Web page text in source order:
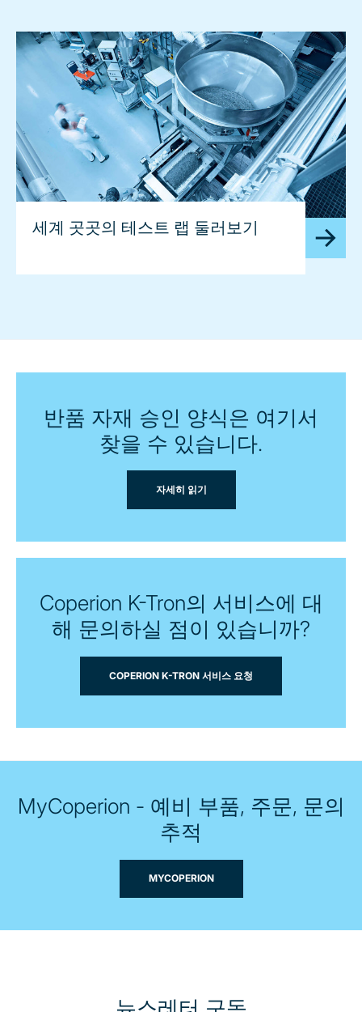
세계 곳곳의 테스트 랩 둘러보기
반품 자재 승인 양식은 여기서
찾을 수 있습니다.
자세히 읽기
Coperion K-Tron의 서비스에 대
해 문의하실 점이 있습니까?
COPERION K-TRON 서비스 요청
MyCoperion - 예비 부품, 주문, 문의
추적
MYCOPERION